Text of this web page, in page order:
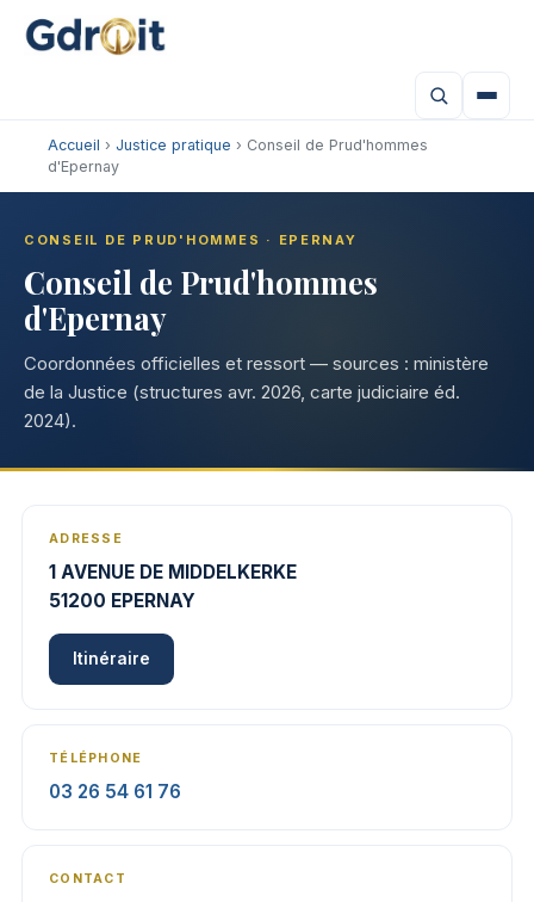
Accueil › Justice pratique › Conseil de Prud'hommes
d'Epernay
CONSEIL DE PRUD'HOMMES · EPERNAY
Conseil de Prud'hommes
d'Epernay
Coordonnées officielles et ressort — sources : ministère
de la Justice (structures avr. 2026, carte judiciaire éd.
2024).
ADRESSE
1 AVENUE DE MIDDELKERKE
51200 EPERNAY
Itinéraire
TÉLÉPHONE
03 26 54 61 76
CONTACT